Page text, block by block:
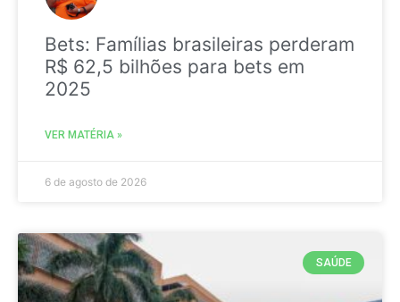
Bets: Famílias brasileiras perderam
R$ 62,5 bilhões para bets em
2025
VER MATÉRIA »
6 de agosto de 2026
SAÚDE